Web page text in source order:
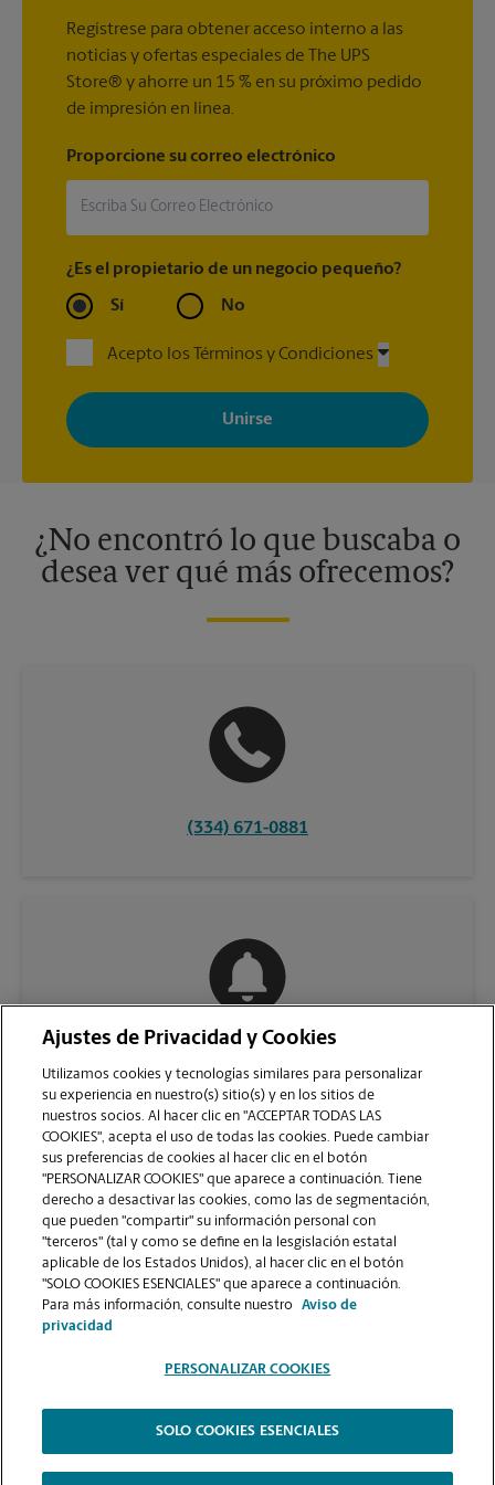
Regístrese para obtener acceso interno a las
noticias y ofertas especiales de The UPS
Store® y ahorre un 15 % en su próximo pedido
de impresión en línea.
Proporcione su correo electrónico
¿Es el propietario de un negocio pequeño?
Sí No
Acepto los Términos y Condiciones
Al registrarse, acepta recibir correos electrónicos de The UPS
Store con noticias, ofertas especiales, promociones y mensajes
adaptados a sus intereses. Puede darse de baja en cualquier
momento. Para más información, consulte nuestra política de
¿No encontró lo que buscaba o
desea ver qué más ofrecemos?
(334) 671-0881
VER LA PÁGINA DE LA TIENDA
2026.
The UPS Store | Aviso de Privacidad | Términos de Uso del Sitio Web |
Contraste Alto
Ajustes de Privacidad y Cookies
Utilizamos cookies y tecnologías similares para personalizar
su experiencia en nuestro(s) sitio(s) y en los sitios de
nuestros socios. Al hacer clic en "ACCEPTAR TODAS LAS
COOKIES", acepta el uso de todas las cookies. Puede cambiar
sus preferencias de cookies al hacer clic en el botón
"PERSONALIZAR COOKIES" que aparece a continuación. Tiene
derecho a desactivar las cookies, como las de segmentación,
que pueden "compartir" su información personal con
"terceros" (tal y como se define en la lesgislación estatal
aplicable de los Estados Unidos), al hacer clic en el botón
"SOLO COOKIES ESENCIALES" que aparece a continuación.
Para más información, consulte nuestro
Aviso de
privacidad
PERSONALIZAR COOKIES
SOLO COOKIES ESENCIALES